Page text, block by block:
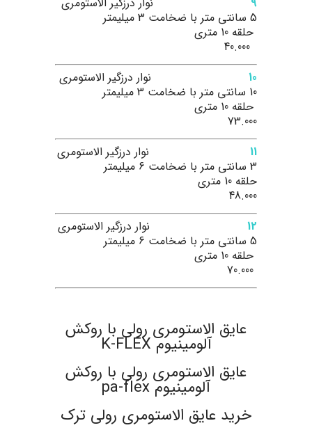
5 سانتی متر با ضخامت 3 میلیمتر
حلقه 10 متری
10
نوار درزگیر الاستومری
10 سانتی متر با ضخامت 3 میلیمتر
حلقه 10 متری
73.000
11
نوار درزگیر الاستومری
3 سانتی متر با ضخامت 6 میلیمتر
حلقه 10 متری
48.000
12
نوار درزگیر الاستومری
5 سانتی متر با ضخامت 6 میلیمتر
حلقه 10 متری
عایق الاستومری رولی با روکش
آلومینیوم K-FLEX
عایق الاستومری رولی با روکش
آلومینیوم pa-flex
خرید عایق الاستومری رولی ترک